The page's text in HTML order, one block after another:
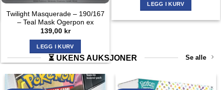
Twilight Masquerade – 190/167
– Teal Mask Ogerpon ex
139,00 kr
LEGG I KURV
LEGG I KURV
⏳ UKENS AUKSJONER Se alle